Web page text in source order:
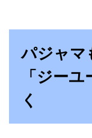
パジャマ
「ジー
く